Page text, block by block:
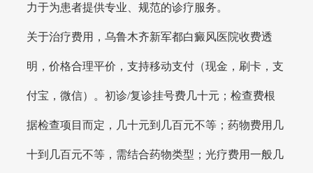
力于为患者提供专业、规范的诊疗服务。
关于治疗费用，乌鲁木齐新军都白癜风医院收费透
明，价格合理平价，支持移动支付（现金，刷卡，支
付宝，微信）。初诊/复诊挂号费几十元；检查费根
据检查项目而定，几十元到几百元不等；药物费用几
十到几百元不等，需结合药物类型；光疗费用一般几